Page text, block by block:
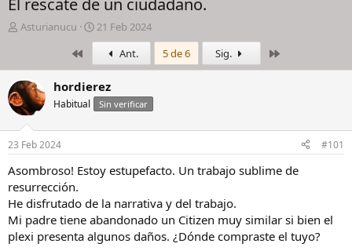
El rescate de un ciudadano.
I
c
i
a
d
o
r
d
e
h
i
l
o
Asturianucu
F
e
h
a
d
e
i
c
21 Feb 2024
PrimeroAnt. 5 de 6 Sig.
hordierez
Habitual Sin verificar
23 Feb 2024 #101
Asombroso! Estoy estupefacto. Un trabajo sublime de
resurrección.
He disfrutado de la narrativa y del trabajo.
Mi padre tiene abandonado un Citizen muy similar si bien el
plexi presenta algunos daños. ¿Dónde compraste el tuyo?